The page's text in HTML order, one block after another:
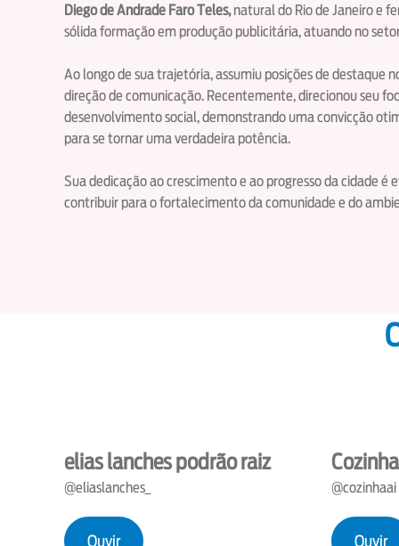
Diego de Andrade Faro Teles,natural do Rio de Janeiro e
sólida formação em produção publicitária, atuando no
Ao longo de sua trajetória, assumiu posições de
direção de comunicação. Recentemente, direcionou seu
desenvolvimento social, demonstrando uma convicção
para se tornar uma verdadeira potência.
Sua dedicação ao crescimento e ao progresso da cidade
contribuir para o fortalecimento da comunidade e do
elias lanches podrão raiz
@eliaslanches_
Ouvir
@cozinhaai
Ouvir